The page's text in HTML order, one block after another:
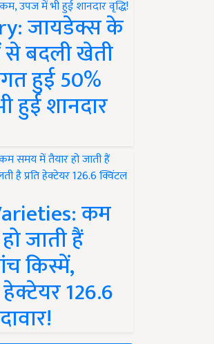
जायडेक्स के
से बदली खेती
हुई 50%
हुई शानदार
कम
जाती हैं
किस्में,
हेक्टेयर 126.6